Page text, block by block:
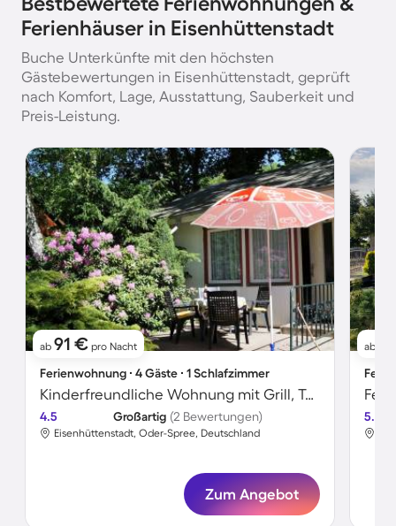
Ferienhäuser in Eisenhüttenstadt
Buche Unterkünfte mit den höchsten
Gästebewertungen in Eisenhüttenstadt, geprüft
nach Komfort, Lage, Ausstattung, Sauberkeit und
Preis-Leistung.
ab 91 € pro Nacht
Ferienwohnung ∙ 4 Gäste ∙ 1 Schlafzimmer
Kinderfreundliche Wohnung mit Grill, Terrasse und Garten | Haustierfreundlich
4.5 Großartig (2 Bewertungen)
Eisenhüttenstadt, Oder-Spree, Deutschland
Zum Angebot
ab
5.0